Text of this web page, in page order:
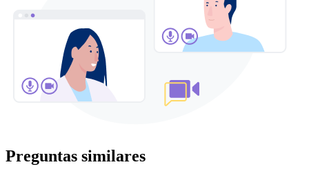
Preguntas similares